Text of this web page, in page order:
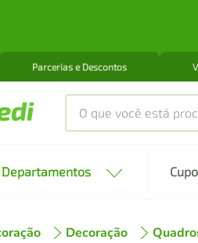
Parcerias e Descontos
O que você está
Departamentos
Decoração
º cafeteira